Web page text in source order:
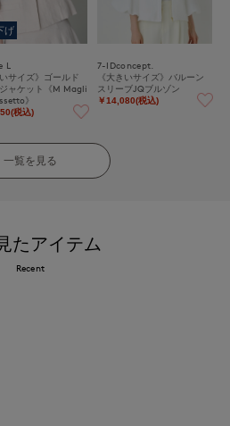
げ
L
いサイズ》ゴールド
ャケット《M Magli
》
税込)
7-IDconcept.
《大きいサイズ》バルーン
スリーブJQブルゾン
￥14,080(税込)
一覧を見る
たアイテム
Recent